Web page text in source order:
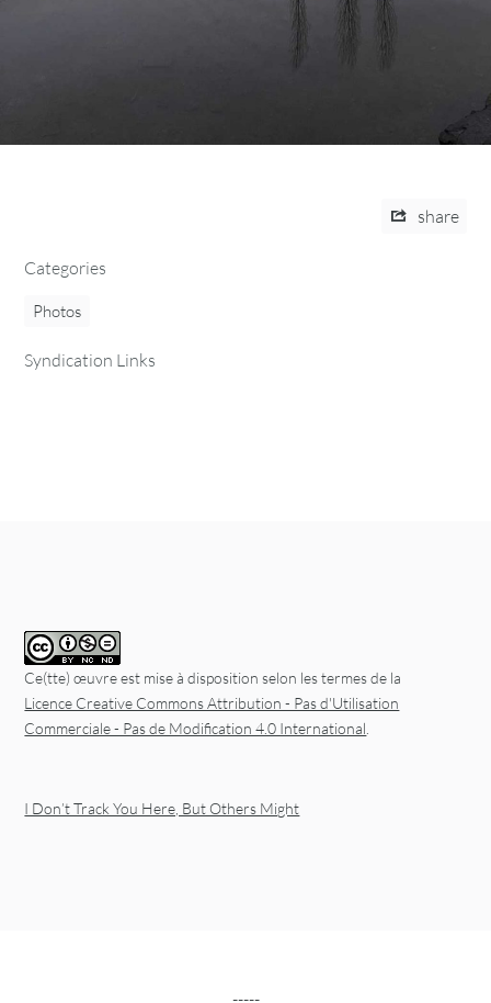
share
Categories
Photos
Syndication Links
Ce(tte) œuvre est mise à disposition selon les termes de la
Licence Creative Commons Attribution - Pas d'Utilisation
Commerciale - Pas de Modification 4.0 International.
I Don’t Track You Here, But Others Might